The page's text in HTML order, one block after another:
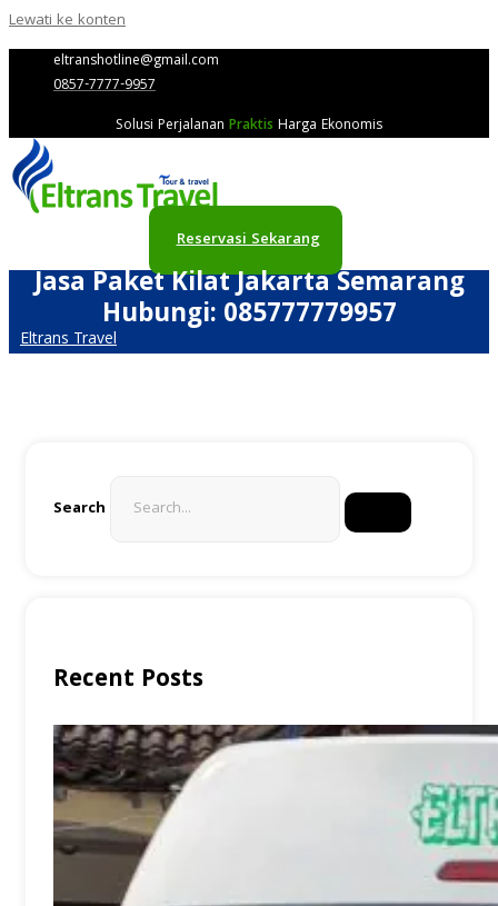
Lewati ke konten
eltranshotline@gmail.com
0857-7777-9957
Solusi Perjalanan Praktis Harga Ekonomis
Reservasi Sekarang
Jasa Paket Kilat Jakarta Semarang
Hubungi: 085777779957
Eltrans Travel
Search
Recent Posts